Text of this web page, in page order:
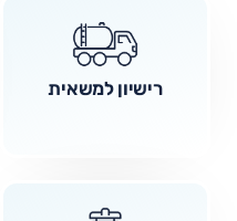
רישיון למשאית